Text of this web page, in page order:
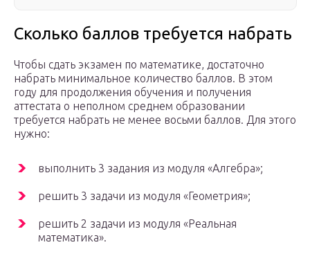
Сколько баллов требуется набрать
Чтобы сдать экзамен по математике, достаточно
набрать минимальное количество баллов. В этом
году для продолжения обучения и получения
аттестата о неполном среднем образовании
требуется набрать не менее восьми баллов. Для этого
нужно:
выполнить 3 задания из модуля «Алгебра»;
решить 3 задачи из модуля «Геометрия»;
решить 2 задачи из модуля «Реальная
математика».